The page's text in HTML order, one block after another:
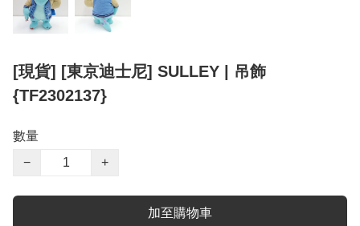
[現貨] [東京迪士尼] SULLEY | 吊飾
{TF2302137}
數量
−
+
加至購物車